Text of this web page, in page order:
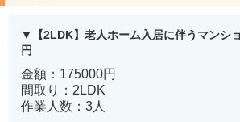
【2LDK】老人ホーム入居に伴うマンシ
円
金額：175000円
間取り：2LDK
作業人数：3人